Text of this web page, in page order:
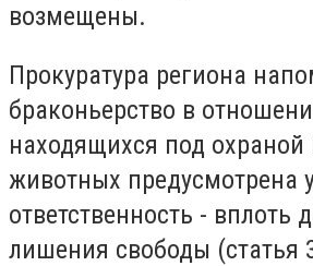
возмещены.
Прокуратура региона
браконьерство в
находящихся под охраной
животных предусмотрена
ответственность - вплоть
лишения свободы (статья